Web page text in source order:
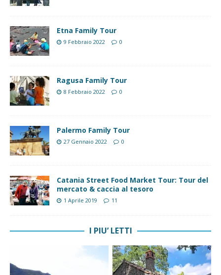
Etna Family Tour
9 Febbraio 2022 0
Ragusa Family Tour
8 Febbraio 2022 0
Palermo Family Tour
27 Gennaio 2022 0
Catania Street Food Market Tour: Tour del
mercato & caccia al tesoro
1 Aprile 2019 11
I PIU’ LETTI